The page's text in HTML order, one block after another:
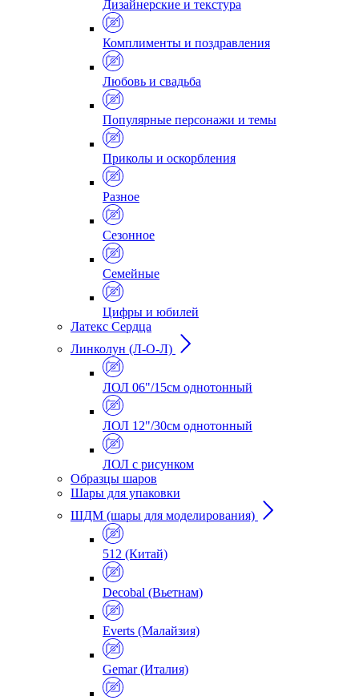
Дизайнерские и текстура
Комплименты и поздравления
Любовь и свадьба
Популярные персонажи и темы
Приколы и оскорбления
Разное
Сезонное
Семейные
Цифры и юбилей
Латекс Сердца
Линколун (Л-О-Л)
ЛОЛ 06"/15см однотонный
ЛОЛ 12"/30см однотонный
ЛОЛ с рисунком
Образцы шаров
Шары для упаковки
ШДМ (шары для моделирования)
512 (Китай)
Decobal (Вьетнам)
Everts (Малайзия)
Gemar (Италия)